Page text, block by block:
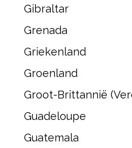
Gibraltar
Grenada
Griekenland
Groenland
Groot-Brittannië
Guadeloupe
Guatemala